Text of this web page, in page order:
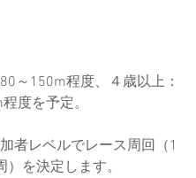
～150m程度、４歳以上：
度を予定。
者レベルでレース周回（1
）を決定します。